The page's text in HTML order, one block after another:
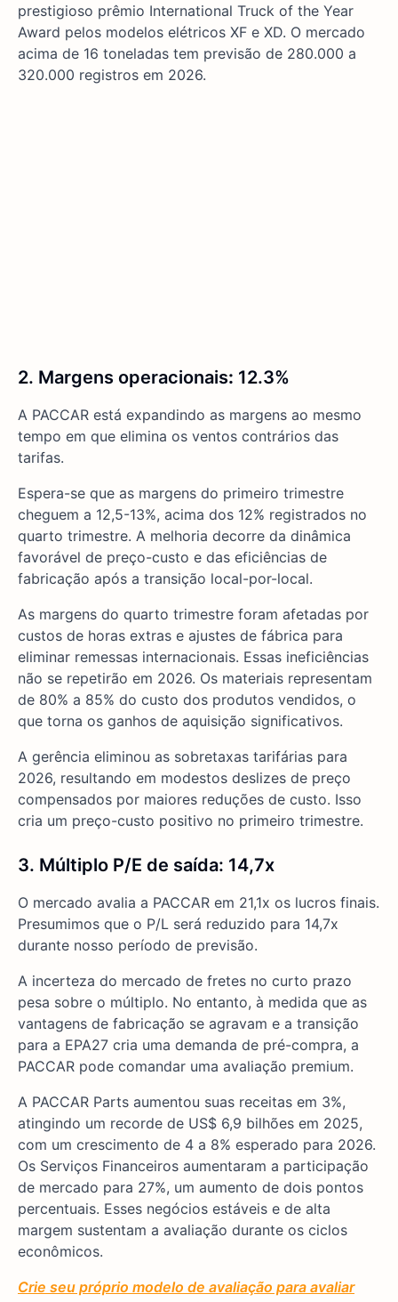
prestigioso prêmio International Truck of the Year
Award pelos modelos elétricos XF e XD. O mercado
acima de 16 toneladas tem previsão de 280.000 a
320.000 registros em 2026.
2. Margens operacionais: 12.3%
A PACCAR está expandindo as margens ao mesmo
tempo em que elimina os ventos contrários das
tarifas.
Espera-se que as margens do primeiro trimestre
cheguem a 12,5-13%, acima dos 12% registrados no
quarto trimestre. A melhoria decorre da dinâmica
favorável de preço-custo e das eficiências de
fabricação após a transição local-por-local.
As margens do quarto trimestre foram afetadas por
custos de horas extras e ajustes de fábrica para
eliminar remessas internacionais. Essas ineficiências
não se repetirão em 2026. Os materiais representam
de 80% a 85% do custo dos produtos vendidos, o
que torna os ganhos de aquisição significativos.
A gerência eliminou as sobretaxas tarifárias para
2026, resultando em modestos deslizes de preço
compensados por maiores reduções de custo. Isso
cria um preço-custo positivo no primeiro trimestre.
3. Múltiplo P/E de saída: 14,7x
O mercado avalia a PACCAR em 21,1x os lucros finais.
Presumimos que o P/L será reduzido para 14,7x
durante nosso período de previsão.
A incerteza do mercado de fretes no curto prazo
pesa sobre o múltiplo. No entanto, à medida que as
vantagens de fabricação se agravam e a transição
para a EPA27 cria uma demanda de pré-compra, a
PACCAR pode comandar uma avaliação premium.
A PACCAR Parts aumentou suas receitas em 3%,
atingindo um recorde de US$ 6,9 bilhões em 2025,
com um crescimento de 4 a 8% esperado para 2026.
Os Serviços Financeiros aumentaram a participação
de mercado para 27%, um aumento de dois pontos
percentuais. Esses negócios estáveis e de alta
margem sustentam a avaliação durante os ciclos
econômicos.
Crie seu próprio modelo de avaliação para avaliar